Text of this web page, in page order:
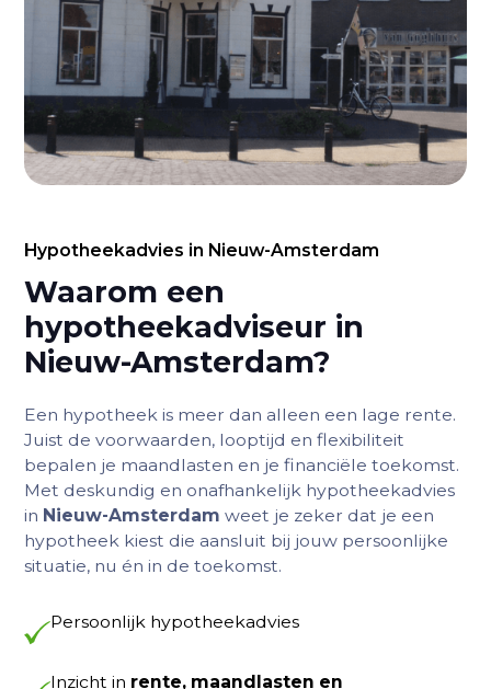
Hypotheekadvies in Nieuw-Amsterdam
Waarom een
hypotheekadviseur in
Nieuw-Amsterdam?
Een hypotheek is meer dan alleen een lage rente.
Juist de voorwaarden, looptijd en flexibiliteit
bepalen je maandlasten en je financiële toekomst.
Met deskundig en onafhankelijk hypotheekadvies
in Nieuw-Amsterdam weet je zeker dat je een
hypotheek kiest die aansluit bij jouw persoonlijke
situatie, nu én in de toekomst.
Persoonlijk hypotheekadvies
Inzicht in rente, maandlasten en